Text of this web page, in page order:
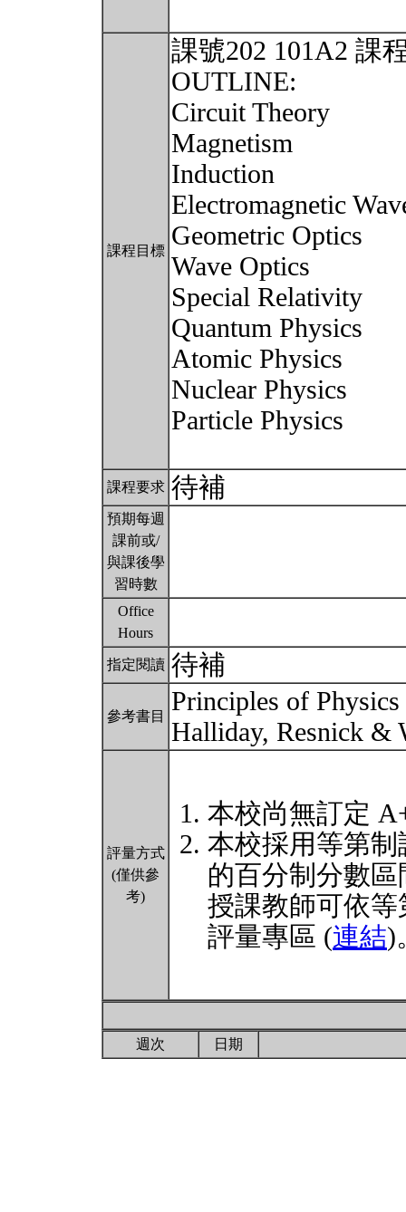
課程目標
課號202 101A2 課
OUTLINE:
Circuit Theory
Magnetism
Induction
Electromagnetic
Geometric Optics
Wave Optics
Special Relativity
Quantum Physics
Atomic Physics
Nuclear Physics
Particle Physics
課程要求 待補
預期每週
課前或/
與課後學
習時數
Office
Hours
指定閱讀 待補
參考書目
Principles of
Halliday, Resnick &
評量方式
(僅供參
考)
本校尚無訂定
本校採用等第
的百分制分數
授課教師可依
評量專區 (連結)
週次 日期